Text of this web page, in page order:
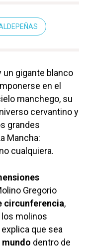
un gigante blanco
en el
manchego, su
cervantino y
grandes
Mancha:
cualquiera.
Gregorio
circunferencia,
los molinos
que sea
mundo dentro de